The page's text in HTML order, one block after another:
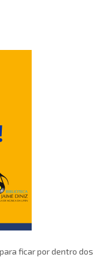
ficar por dentro dos